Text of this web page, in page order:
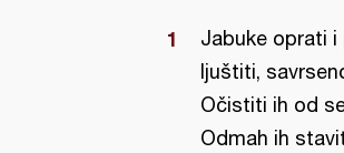
Jabuke oprati i
ljuštiti,
Očistiti ih od
Odmah ih